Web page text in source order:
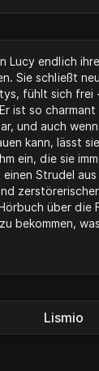
Lucy endlich
Sie schließt
fühlt sich frei
ist so charmant
und auch
kann, lässt
ein, die sie
Strudel
über die
bekommen,
Lismio